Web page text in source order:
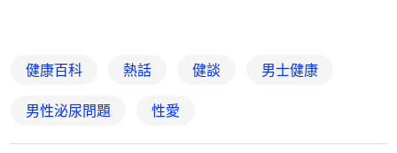
健康百科 熱話 健談 男士健康
男性泌尿問題 性愛